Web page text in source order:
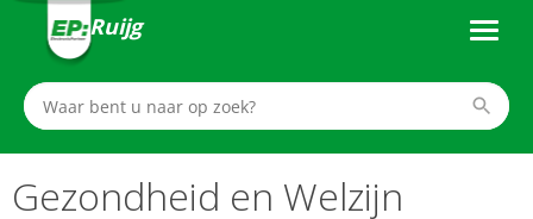
Ruijg
Gezondheid en Welzijn